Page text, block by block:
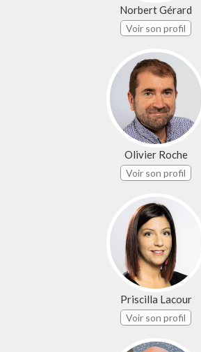
Norbert Gérard
Voir son profil
Olivier Roche
Voir son profil
Priscilla Lacour
Voir son profil